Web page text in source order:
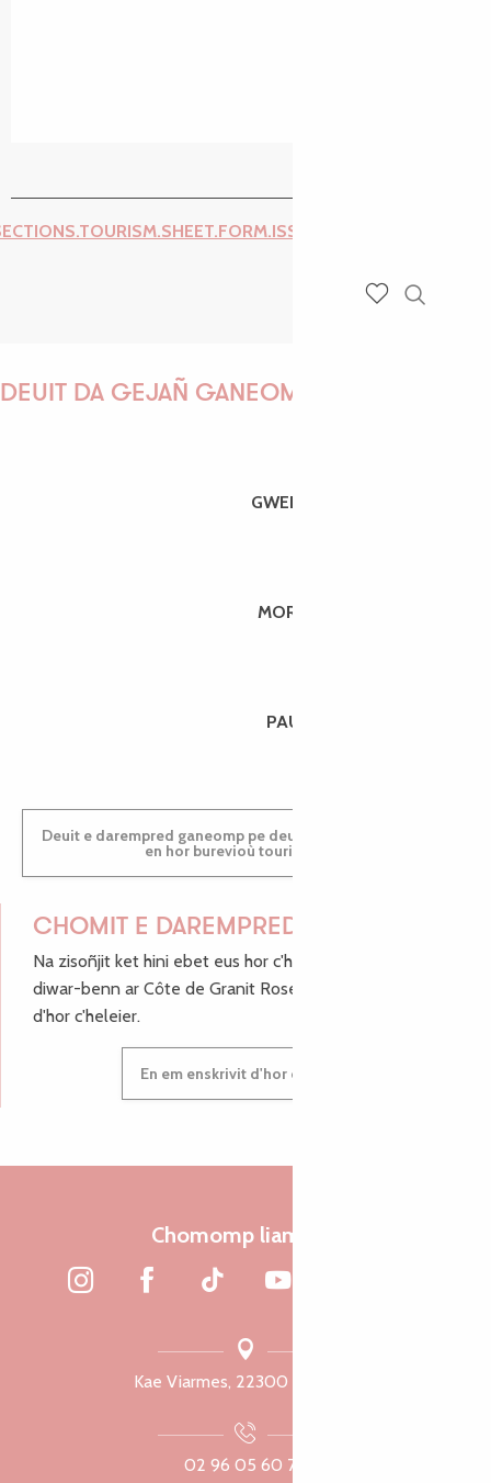
DEUIT DA GEJAÑ GANEOMP !
GWENAËLLE
MORGANE
PAULINE
Deuit e darempred ganeomp pe deuit da welet ac'hanomp
en hor burevioù touristerezh
CHOMIT E DAREMPRED !
Na zisoñjit ket hini ebet eus hor c'hinnigoù mat ha keleier
diwar-benn ar Côte de Granit Rose, enskrivit hoc'h anv
d'hor c'heleier.
En em enskrivit d'hor c'heleier
Chomomp liammet
Kae Viarmes, 22300 Lannuon
02 96 05 60 70